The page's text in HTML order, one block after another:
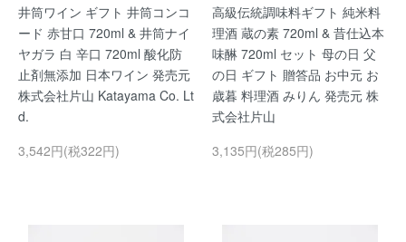
井筒ワイン ギフト 井筒コンコ
ード 赤甘口 720ml & 井筒ナイ
ヤガラ 白 辛口 720ml 酸化防
止剤無添加 日本ワイン 発売元
株式会社片山 Katayama Co. Lt
d.
3,542円(税322円)
高級伝統調味料ギフト 純米料
理酒 蔵の素 720ml & 昔仕込本
味醂 720ml セット 母の日 父
の日 ギフト 贈答品 お中元 お
歳暮 料理酒 みりん 発売元 株
式会社片山
3,135円(税285円)